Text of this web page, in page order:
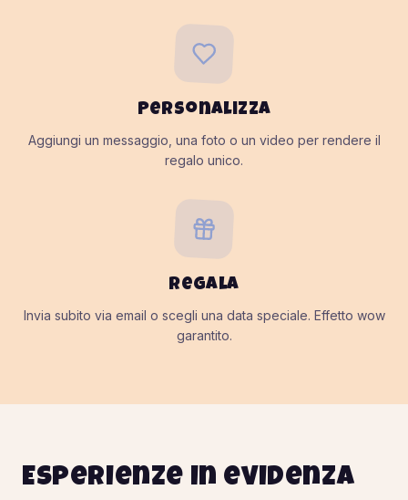
Personalizza
Aggiungi un messaggio, una foto o un video per rendere il
regalo unico.
Regala
Invia subito via email o scegli una data speciale. Effetto wow
garantito.
Esperienze in evidenza